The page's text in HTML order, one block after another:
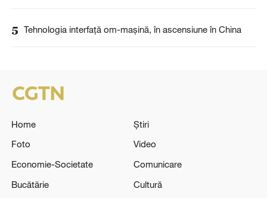
5 Tehnologia interfață om-mașină, în ascensiune în China
Home
Știri
Foto
Video
Economie-Societate
Comunicare
Bucătărie
Cultură